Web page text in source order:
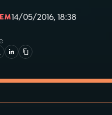
14/05/2016, 18:38